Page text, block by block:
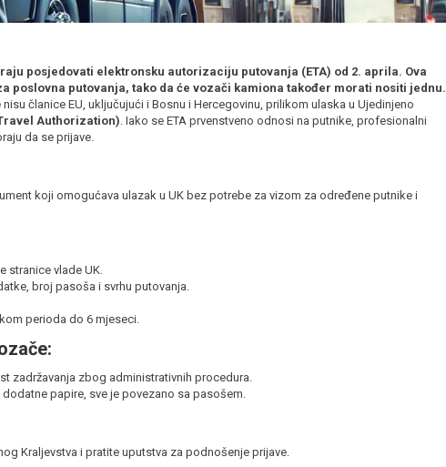
posjedovati elektronsku autorizaciju putovanja (ETA) od 2. aprila. Ova
poslovna putovanja, tako da će vozači kamiona također morati nositi jednu.
članice EU, uključujući i Bosnu i Hercegovinu, prilikom ulaska u Ujedinjeno
Authorization) . Iako se ETA prvenstveno odnosi na putnike, profesionalni
da se prijave.
koji omogućava ulazak u UK bez potrebe za vizom za određene putnike i
stranice vlade UK.
broj pasoša i svrhu putovanja.
perioda do 6 mjeseci.
zadržavanja zbog administrativnih procedura.
papire, sve je povezano sa pasošem.
Kraljevstva i pratite uputstva za podnošenje prijave.